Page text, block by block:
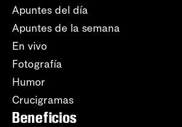
Apuntes del día
Apuntes de la semana
En vivo
Fotografía
Humor
Crucigramas
Beneficios